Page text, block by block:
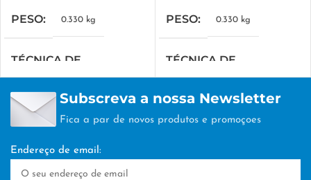
PESO 0.330 kg
TÉCNICA DE
PERSONALIZAÇÃO
DTF/Serigrafia
PESO 0.330 kg
TÉCNICA DE
PERSONALIZAÇÃO
Subscreva a nossa Newsletter
Fica a par de novos produtos e promoçoes
Endereço de email: